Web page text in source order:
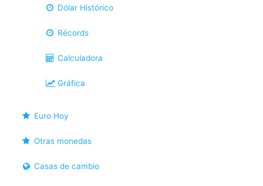
Dólar Histórico
Récords
Calculadora
Gráfica
Euro Hoy
Otras monedas
Casas de cambio